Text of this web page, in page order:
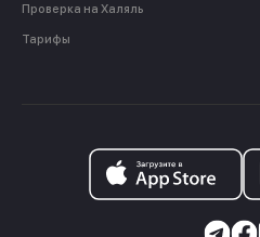
Проверка на Халяль
Тарифы